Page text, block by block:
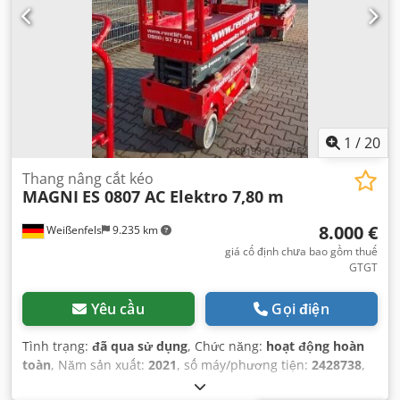
1 /20
Weißenfels 9.235 km
Thang nâng cắt kéo
MAGNI ES 0807 AC Elektro 7,80 m
8.000 €
giá cố định chưa bao gồm thuế
GTGT
Yêu cầu Gọi điện
Tình trạng: đã qua sử dụng, Chức năng: hoạt động hoàn
toàn, Năm sản xuất: 2021, số máy/phương tiện: 2428738,
0,5 kW (0,68 mã lực)